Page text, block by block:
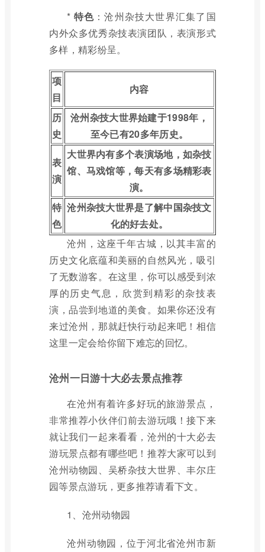
* 特色 ：沧州杂技大世界汇集了国
内外众多优秀杂技表演团队，表演形式
多样，精彩纷呈。
项
目
内容
历
史
沧州杂技大世界始建于1998年，
至今已有20多年历史。
表
演
大世界内有多个表演场地，如杂技
馆、马戏馆等，每天有多场精彩表
演。
特
色
沧州杂技大世界是了解中国杂技文
化的好去处。
沧州，这座千年古城，以其丰富的
历史文化底蕴和美丽的自然风光，吸引
了无数游客。在这里，你可以感受到浓
厚的历史气息，欣赏到精彩的杂技表
演，品尝到地道的美食。如果你还没有
来过沧州，那就赶快行动起来吧！相信
这里一定会给你留下难忘的回忆。
沧州一日游十大必去景点推荐
在沧州有着许多好玩的旅游景点，
非常推荐小伙伴们前去游玩哦！接下来
就让我们一起来看看，沧州的十大必去
游玩景点都有哪些吧！推荐大家可以到
沧州动物园、吴桥杂技大世界、丰尔庄
园等景点游玩，更多推荐请看下文。
1、沧州动物园
沧州动物园，位于河北省沧州市新